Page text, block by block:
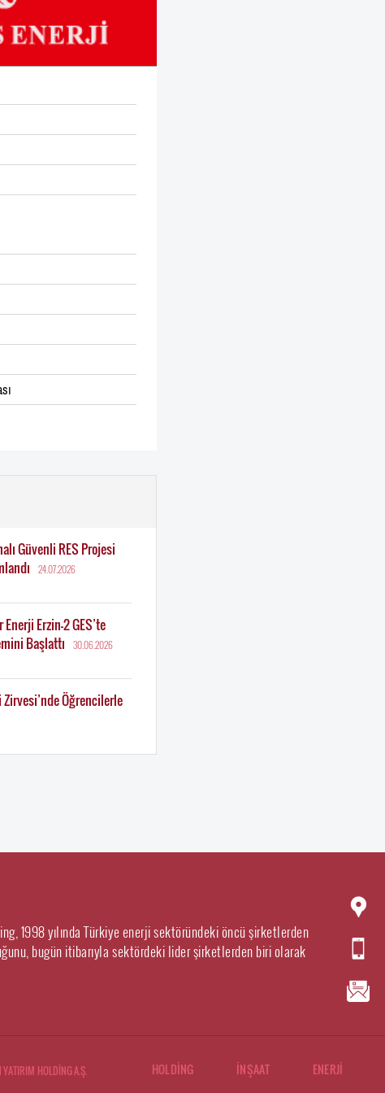
Güvenli RES Projesi
24.07.2026
Erzin-2 GES’te
Başlattı
30.06.2026
Öğrencilerle
1998 yılında Türkiye enerji sektöründeki öncü şirketlerden
bugün itibarıyla sektördeki lider şirketlerden biri olarak
HOLDİNG A.Ş. HOLDİNG İNŞAAT ENERJİ